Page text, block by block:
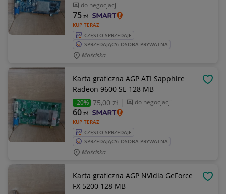
do negocjacji
KUP TERAZ
75zł
CZĘSTO SPRZEDAJE
SPRZEDAJĄCY: OSOBA PRYWATNA
Mościska
Karta graficzna AGP ATI Sapphire
Radeon 9600 SE 128 MB
-20% 75,00 zł do negocjacji
KUP TERAZ
60zł
CZĘSTO SPRZEDAJE
SPRZEDAJĄCY: OSOBA PRYWATNA
Mościska
Karta graficzna AGP NVidia GeForce
FX 5200 128 MB